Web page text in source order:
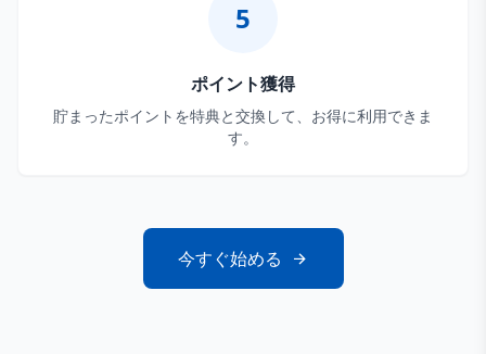
5
ポイント獲得
貯まったポイントを特典と交換して、お得に利用できま
す。
今すぐ始める